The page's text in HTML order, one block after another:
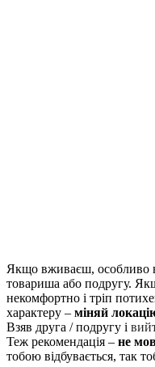
Якщо вживаєш, особливо
товариша або подругу.
некомфортно і тріп
характеру – міняй
Взяв друга / подругу і
Теж рекомендація – не
тобою відбувається, так